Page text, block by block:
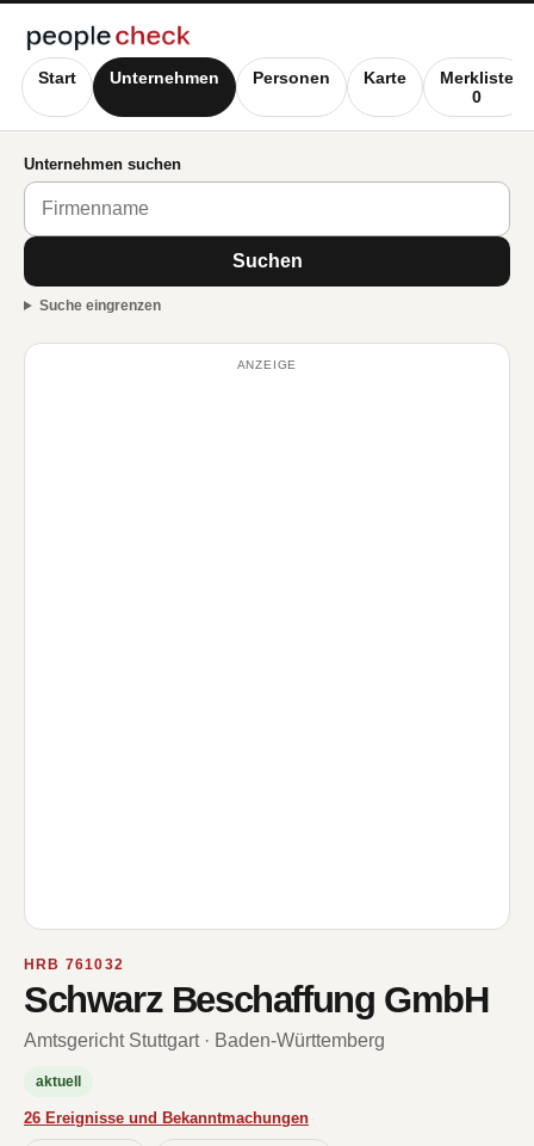
Start Unternehmen Personen Karte
Merkliste
0
Unternehmen suchen
Suchen
Suche eingrenzen
ANZEIGE
HRB 761032
Schwarz Beschaffung GmbH
Amtsgericht Stuttgart · Baden-Württemberg
aktuell
26 Ereignisse und Bekanntmachungen